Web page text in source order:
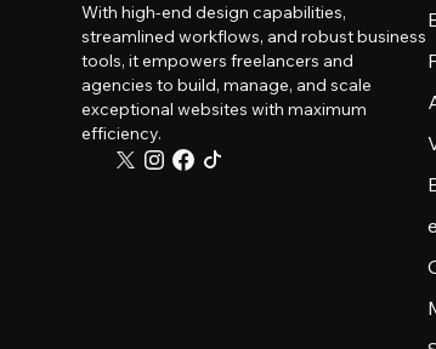
With high-end design capabilities,
streamlined workflows, and robust business
tools, it empowers freelancers and
agencies to build, manage, and scale
exceptional websites with maximum
efficiency.